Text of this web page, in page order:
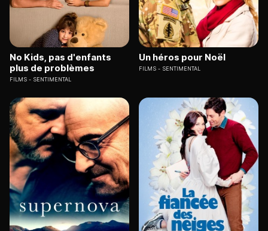
No Kids, pas d'enfants
plus de problèmes
FILMS SENTIMENTAL
Un héros pour Noël
FILMS SENTIMENTAL